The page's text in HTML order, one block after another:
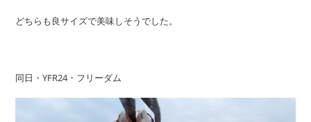
どちらも良サイズで美味しそうでした。
同日・YFR24・フリーダム